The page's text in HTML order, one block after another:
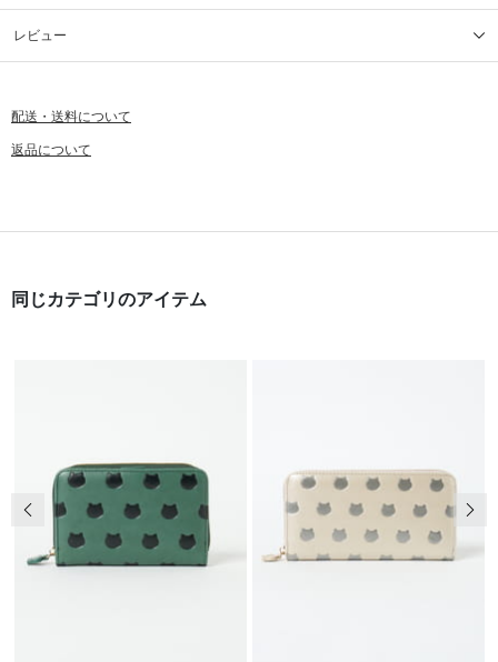
レビュー
配送・送料について
返品について
同じカテゴリのアイテム
前の画像